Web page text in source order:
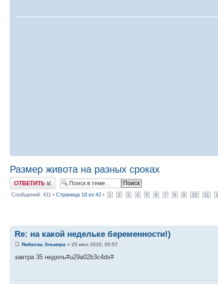
Размер живота на разных сроках
Ответить
Сообщений: 411 • Страница 18 из 42 • 1 2 3 4 5 6 7 8 9 10 11
Re: на какой недельке беременности!)
Ямбаева Эльмира » 25 июл 2010, 05:57
завтра 35 недель#u29a02b3c4ds#